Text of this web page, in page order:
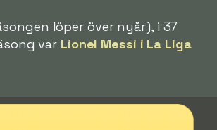
löper över nyår), i 37
var Lionel Messi i La Liga